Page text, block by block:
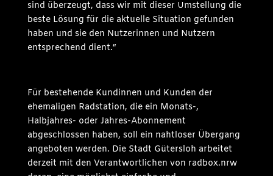
sind überzeugt, dass wir mit dieser Umstellung die
beste Lösung für die aktuelle Situation gefunden
haben und sie den Nutzerinnen und Nutzern
entsprechend dient.“
Für bestehende Kundinnen und Kunden der
ehemaligen Radstation, die ein Monats-,
Halbjahres- oder Jahres-Abonnement
abgeschlossen haben, soll ein nahtloser Übergang
angeboten werden. Die Stadt Gütersloh arbeitet
derzeit mit den Verantwortlichen von radbox.nrw